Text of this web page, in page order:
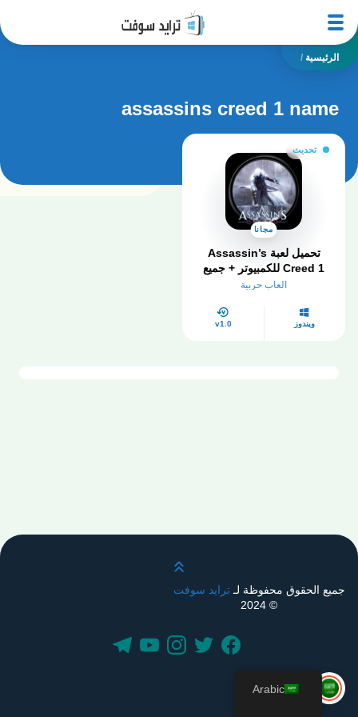
الرئيسية /
assassins creed 1 name
تحديث
مجانا
تحميل لعبة Assassin’s
Creed 1 للكمبيوتر​ + جميع
الاصدارات
العاب حربية
ويندوز v1.0
قم بالتمرير لأعلى
جميع الحقوق محفوظة لـترايد سوفت
© 2024
Arabic